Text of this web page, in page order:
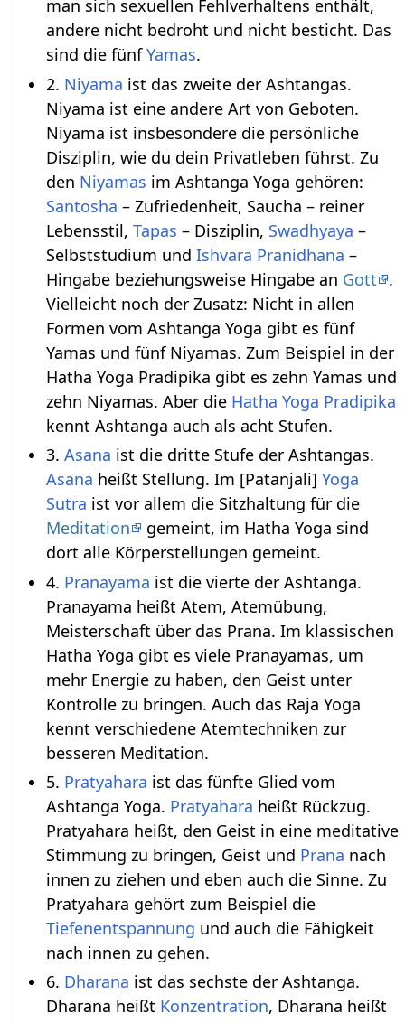
man sich sexuellen Fehlverhaltens enthält,
andere nicht bedroht und nicht besticht. Das
sind die fünfYamas.
2. Niyama ist das zweite der Ashtangas.
Niyama ist eine andere Art von Geboten.
Niyama ist insbesondere die persönliche
Disziplin, wie du dein Privatleben führst. Zu
den Niyamas im Ashtanga Yoga gehören:
Santosha – Zufriedenheit, Saucha – reiner
Lebensstil, Tapas – Disziplin, Swadhyaya –
Selbststudium und Ishvara Pranidhana –
Hingabe beziehungsweise Hingabe an Gott
.
Vielleicht noch der Zusatz: Nicht in allen
Formen vom Ashtanga Yoga gibt es fünf
Yamas und fünf Niyamas. Zum Beispiel in der
Hatha Yoga Pradipika gibt es zehn Yamas und
zehn Niyamas. Aber die Hatha Yoga Pradipika
kennt Ashtanga auch als acht Stufen.
3. Asana ist die dritte Stufe der Ashtangas.
Asana heißt Stellung. Im [Patanjali] Yoga
Sutra ist vor allem die Sitzhaltung für die
Meditation
gemeint, im Hatha Yoga sind
dort alle Körperstellungen gemeint.
4. Pranayama ist die vierte der Ashtanga.
Pranayama heißt Atem, Atemübung,
Meisterschaft über das Prana. Im klassischen
Hatha Yoga gibt es viele Pranayamas, um
mehr Energie zu haben, den Geist unter
Kontrolle zu bringen. Auch das Raja Yoga
kennt verschiedene Atemtechniken zur
besseren Meditation.
5. Pratyahara ist das fünfte Glied vom
Ashtanga Yoga. Pratyahara heißt Rückzug.
Pratyahara heißt, den Geist in eine meditative
Stimmung zu bringen, Geist und Prana nach
innen zu ziehen und eben auch die Sinne. Zu
Pratyahara gehört zum Beispiel die
Tiefenentspannung und auch die Fähigkeit
nach innen zu gehen.
6. Dharana ist das sechste der Ashtanga.
Dharana heißt Konzentration, Dharana heißt